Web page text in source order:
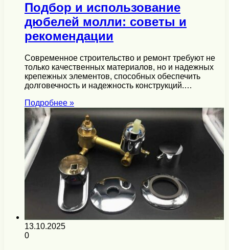
Подбор и использование
дюбелей молли: советы и
рекомендации
Современное строительство и ремонт требуют не
только качественных материалов, но и надежных
крепежных элементов, способных обеспечить
долговечность и надежность конструкций.…
Подробнее »
13.10.2025
0